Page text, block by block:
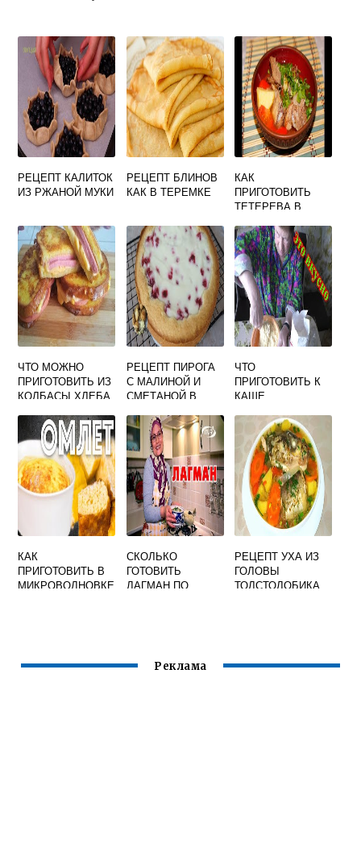
РЕЦЕПТ КАЛИТОК
ИЗ РЖАНОЙ МУКИ
РЕЦЕПТ БЛИНОВ
КАК В ТЕРЕМКЕ
КАК
ПРИГОТОВИТЬ
ТЕТЕРЕВА В
УСЛОВИЯХ
ЧТО МОЖНО
ПРИГОТОВИТЬ ИЗ
КОЛБАСЫ ХЛЕБА
РЕЦЕПТ ПИРОГА
С МАЛИНОЙ И
СМЕТАНОЙ В
ЧТО
ПРИГОТОВИТЬ К
КАШЕ
КАК
ПРИГОТОВИТЬ В
МИКРОВОЛНОВКЕ
СКОЛЬКО
ГОТОВИТЬ
ЛАГМАН ПО
РЕЦЕПТ УХА ИЗ
ГОЛОВЫ
ТОЛСТОЛОБИКА
Реклама